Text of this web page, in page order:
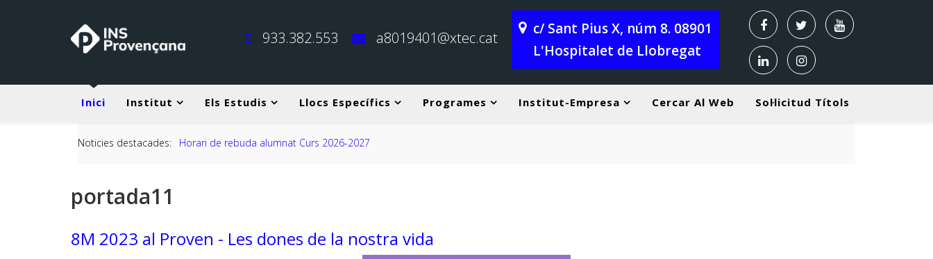
933.382.553 a8019401@xtec.cat
c/ Sant Pius X, núm 8. 08901
L'Hospitalet de Llobregat
Inici Institut Els Estudis Llocs Específics Programes Institut-Empresa Cercar Al Web Sol·licitud Títols
Noticies destacades: Horari de rebuda alumnat Curs 2026-2027
portada11
8M 2023 al Proven - Les dones de la nostra vida